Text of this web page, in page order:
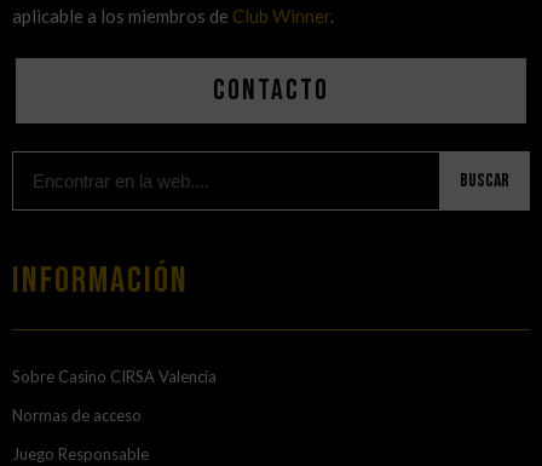
aplicable a los miembros de Club Winner.
Contacto
Buscar
Información
Sobre Casino CIRSA Valencia
Normas de acceso
Juego Responsable